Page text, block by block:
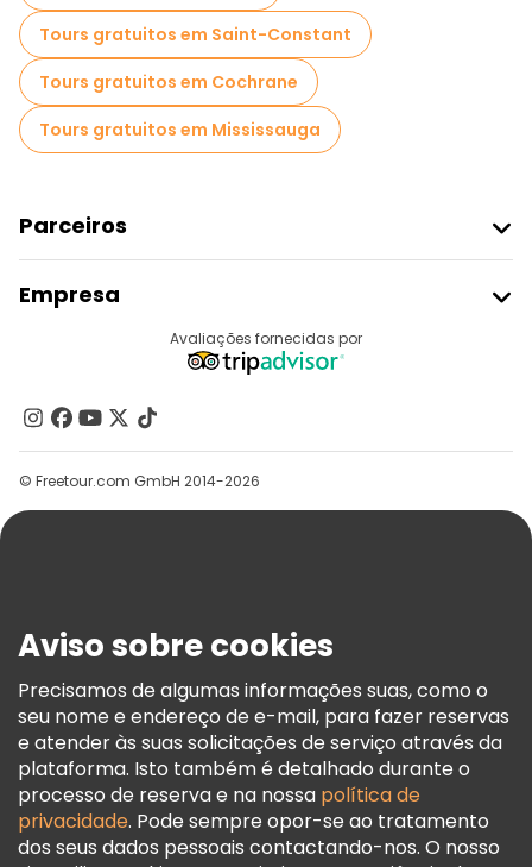
Tours gratuitos em Saint-Constant
Tours gratuitos em Cochrane
Tours gratuitos em Mississauga
Parceiros
Registo Do Fornecedor
Programa De Afiliados
Empresa
Contacte-Nos
Grupos
Ajuda
Termos E Informações Legais
Política De Cookies
Freetour Prémios
Programa De Fidelidade
Avaliações fornecidas por
© Freetour.com GmbH 2014-2026
Aviso sobre cookies
Precisamos de algumas informações suas, como o
seu nome e endereço de e-mail, para fazer reservas
e atender às suas solicitações de serviço através da
plataforma. Isto também é detalhado durante o
processo de reserva e na nossa política de
privacidade. Pode sempre opor-se ao tratamento
dos seus dados pessoais contactando-nos. O nosso